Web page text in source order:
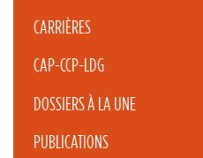
CARRIÈRES
CAP-CCP-LDG
DOSSIERS À LA UNE
PUBLICATIONS